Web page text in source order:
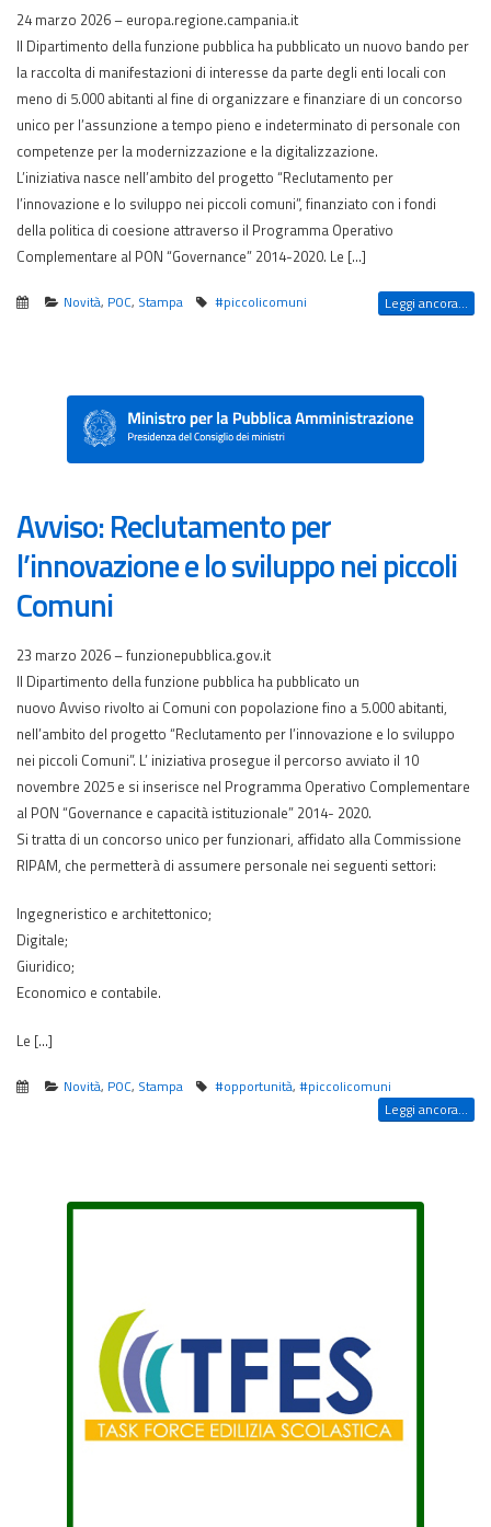
24 marzo 2026 – europa.regione.campania.it
Il Dipartimento della funzione pubblica ha pubblicato un nuovo bando per
la raccolta di manifestazioni di interesse da parte degli enti locali con
meno di 5.000 abitanti al fine di organizzare e finanziare di un concorso
unico per l’assunzione a tempo pieno e indeterminato di personale con
competenze per la modernizzazione e la digitalizzazione.
L’iniziativa nasce nell’ambito del progetto “Reclutamento per
l’innovazione e lo sviluppo nei piccoli comuni”, finanziato con i fondi
della politica di coesione attraverso il Programma Operativo
Complementare al PON “Governance” 2014-2020. Le […]
Novità, POC, Stampa #piccolicomuni Leggi ancora...
Avviso: Reclutamento per
l’innovazione e lo sviluppo nei piccoli
Comuni
23 marzo 2026 – funzionepubblica.gov.it
Il Dipartimento della funzione pubblica ha pubblicato un
nuovo Avviso rivolto ai Comuni con popolazione fino a 5.000 abitanti,
nell’ambito del progetto “Reclutamento per l’innovazione e lo sviluppo
nei piccoli Comuni”. L’ iniziativa prosegue il percorso avviato il 10
novembre 2025 e si inserisce nel Programma Operativo Complementare
al PON “Governance e capacità istituzionale” 2014- 2020.
Si tratta di un concorso unico per funzionari, affidato alla Commissione
RIPAM, che permetterà di assumere personale nei seguenti settori:
Ingegneristico e architettonico;
Digitale;
Giuridico;
Economico e contabile.
Le […]
Novità, POC, Stampa #opportunità,#piccolicomuni
Leggi ancora...